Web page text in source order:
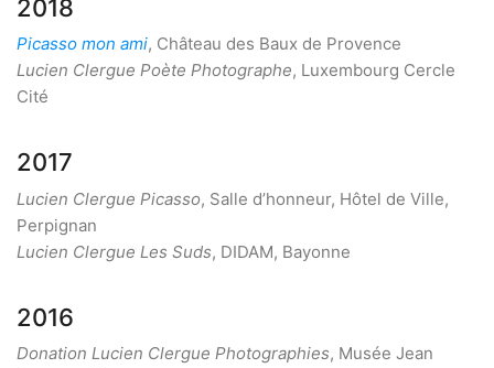
2018
Picasso mon ami, Château des Baux de Provence
Lucien Clergue Poète Photographe, Luxembourg Cercle
Cité
2017
Lucien Clergue Picasso, Salle d’honneur, Hôtel de Ville,
Perpignan
Lucien Clergue Les Suds, DIDAM, Bayonne
2016
Donation Lucien Clergue Photographies, Musée Jean